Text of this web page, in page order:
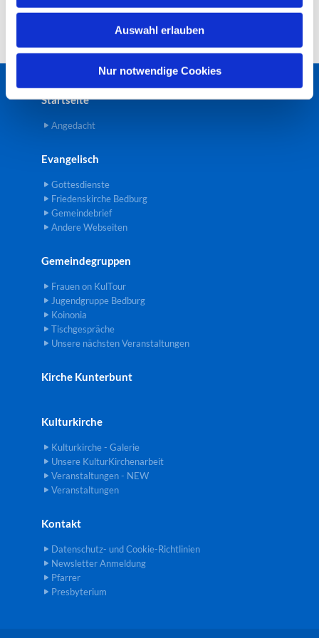
l
Auswahl erlauben
Nur notwendige Cookies
Startseite
Angedacht
Evangelisch
Gottesdienste
Friedenskirche Bedburg
Gemeindebrief
Andere Webseiten
Gemeindegruppen
Frauen on KulTour
Jugendgruppe Bedburg
Koinonia
Tischgespräche
Unsere nächsten Veranstaltungen
Kirche Kunterbunt
Kulturkirche
Kulturkirche - Galerie
Unsere KulturKirchenarbeit
Veranstaltungen - NEW
Veranstaltungen
Kontakt
Datenschutz- und Cookie-Richtlinien
Newsletter Anmeldung
Pfarrer
Presbyterium